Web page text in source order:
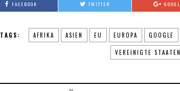
FACEBOOK TWITTER
TAGS: AFRIKA ASIEN EU EUROPA GOOGLE
VEREINIGTE STAATEN